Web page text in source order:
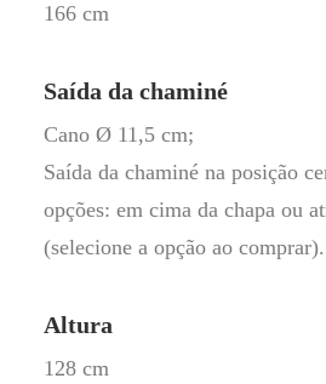
166 cm
Saída da chaminé
Cano Ø 11,5 cm;
Saída da chaminé na posição
opções: em cima da chapa ou
(selecione a opção ao comprar).
Altura
128 cm